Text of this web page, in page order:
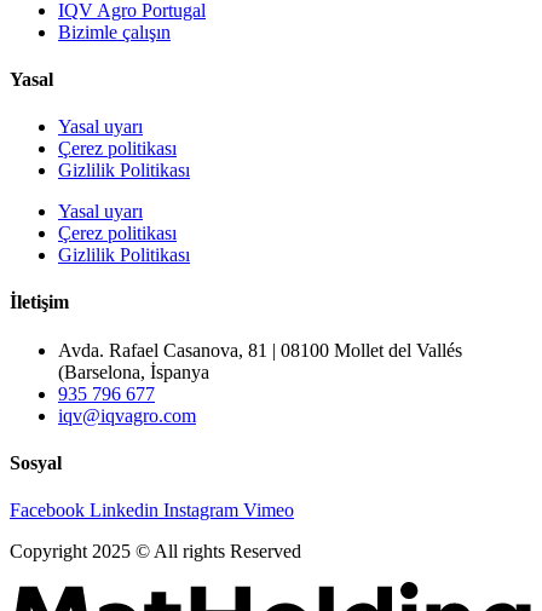
IQV Agro Portugal
Bizimle çalışın
Yasal
Yasal uyarı
Çerez politikası
Gizlilik Politikası
Yasal uyarı
Çerez politikası
Gizlilik Politikası
İletişim
Avda. Rafael Casanova, 81 | 08100 Mollet del Vallés
(Barselona, İspanya
935 796 677
iqv@iqvagro.com
Sosyal
Facebook Linkedin Instagram Vimeo
Copyright 2025 © All rights Reserved